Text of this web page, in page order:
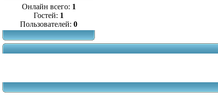
Онлайн всего: 1
Гостей: 1
Пользователей: 0